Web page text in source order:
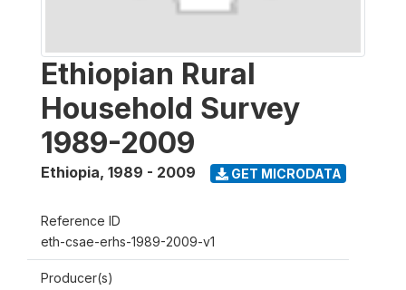
Ethiopian Rural
Household Survey
1989-2009
Ethiopia, 1989 - 2009 GET MICRODATA
Reference ID
eth-csae-erhs-1989-2009-v1
Producer(s)